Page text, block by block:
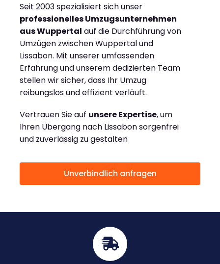
Seit 2003 spezialisiert sich unser
professionelles Umzugsunternehmen
aus Wuppertal auf die Durchführung von
Umzügen zwischen Wuppertal und
Lissabon. Mit unserer umfassenden
Erfahrung und unserem dedizierten Team
stellen wir sicher, dass Ihr Umzug
reibungslos und effizient verläuft.
Vertrauen Sie auf unsere Expertise, um
Ihren Übergang nach Lissabon sorgenfrei
und zuverlässig zu gestalten
Unverbindlich anfragen